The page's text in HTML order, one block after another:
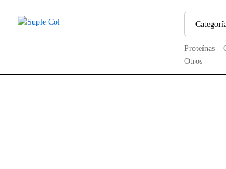
Proteínas
Otros
Mezcla Para Tortas con